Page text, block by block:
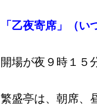
「乙夜寄席」（
開場が夜９時１５
繁盛亭は、朝席、